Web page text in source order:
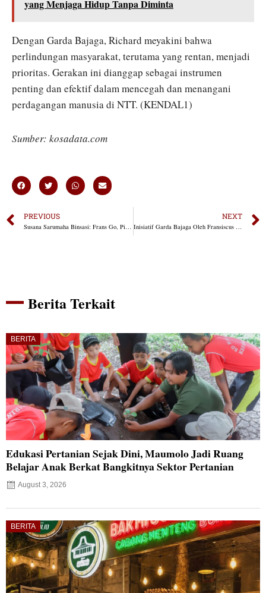
yang Menjaga Hidup Tanpa Diminta
Dengan Garda Bajaga, Richard meyakini bahwa
perlindungan masyarakat, terutama yang rentan, menjadi
prioritas. Gerakan ini dianggap sebagai instrumen
penting dan efektif dalam mencegah dan menangani
perdagangan manusia di NTT. (KENDAL1)
Sumber: kosadata.com
PREVIOUS
Susana Sarumaha Binsasi: Frans Go, Pilihan Terbaik untuk Gubernur NTT
NEXT
Inisiatif Garda Bajaga Oleh Fransiscus Go Dapat Dukungan Komunitas Literasi Nusantara
Berita Terkait
BERITA
Edukasi Pertanian Sejak Dini, Maumolo Jadi Ruang
Belajar Anak Berkat Bangkitnya Sektor Pertanian
August 3, 2026
BERITA